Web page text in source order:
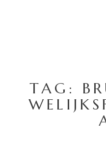
TAG: